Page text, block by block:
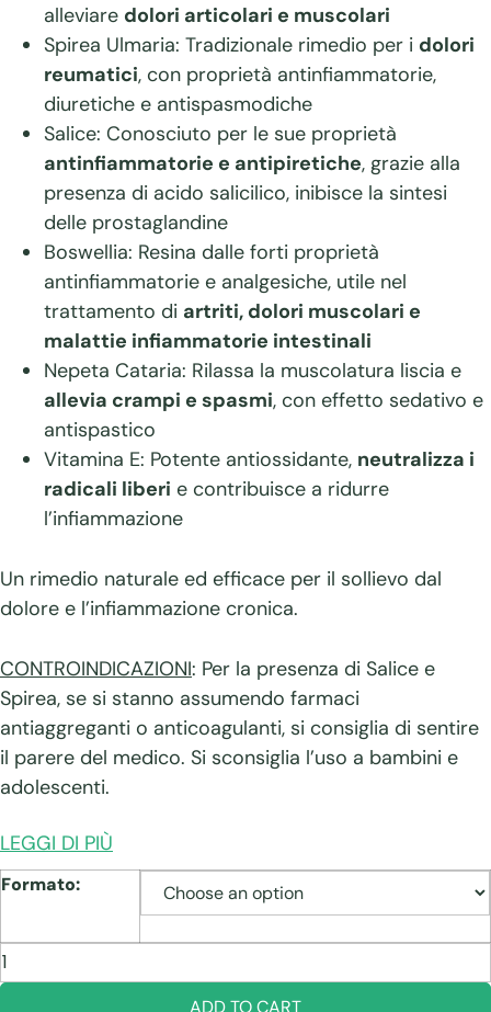
alleviare dolori articolari e muscolari
Spirea Ulmaria: Tradizionale rimedio per i dolori
reumatici, con proprietà antinfiammatorie,
diuretiche e antispasmodiche
Salice: Conosciuto per le sue proprietà
antinfiammatorie e antipiretiche, grazie alla
presenza di acido salicilico, inibisce la sintesi
delle prostaglandine
Boswellia: Resina dalle forti proprietà
antinfiammatorie e analgesiche, utile nel
trattamento di artriti, dolori muscolari e
malattie infiammatorie intestinali
Nepeta Cataria: Rilassa la muscolatura liscia e
allevia crampi e spasmi, con effetto sedativo e
antispastico
Vitamina E: Potente antiossidante, neutralizza i
radicali liberi e contribuisce a ridurre
l’infiammazione
Un rimedio naturale ed efficace per il sollievo dal
dolore e l’infiammazione cronica.
CONTROINDICAZIONI: Per la presenza di Salice e
Spirea, se si stanno assumendo farmaci
antiaggreganti o anticoagulanti, si consiglia di sentire
il parere del medico. Si sconsiglia l’uso a bambini e
adolescenti.
LEGGI DI PIÙ
Formato:
Dolnot
Pea
quantity
ADD TO CART